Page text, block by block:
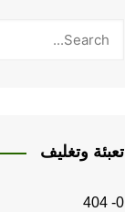
تعبئة وتغليف
0- 404